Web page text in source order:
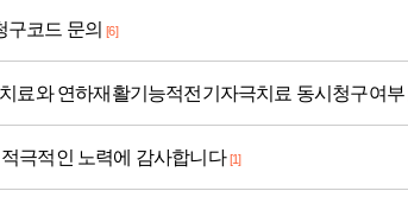
구코드 문의 [6]
료와 연하재활기능적전기자극치료 동시청구여부
극적인 노력에 감사합니다 [1]